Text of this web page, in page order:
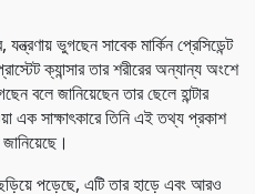
ক্যান্সার তার শরীরের অন্যান্য অংশে
বলে জানিয়েছেন তার ছেলে হান্টার
এক সাক্ষাৎকারে তিনি এই তথ্য প্রকাশ
ছড়িয়ে পড়েছে, এটি তার হাড়ে এবং আরও